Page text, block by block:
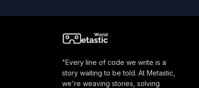
"Every line of code we write is a
story waiting to be told. At Metastic,
we're weaving stories, solving